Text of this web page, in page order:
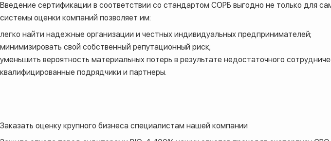
Введение сертификации в соответствии со стандартом СОРБ выгодно не только для
системы оценки компаний позволяет им:
легко найти надежные организации и честных индивидуальных предпринимателей;
минимизировать свой собственный репутационный риск;
уменьшить вероятность материальных потерь в результате недостаточного
квалифицированные подрядчики и партнеры.
Заказать оценку крупного бизнеса специалистам нашей компании